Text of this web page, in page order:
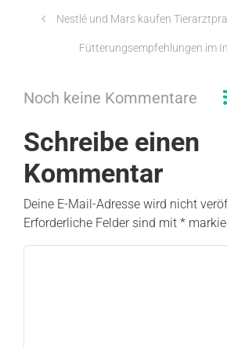
Nestlé und Mars kaufen
Fütterungsempfehlungen im
Noch keine Kommentare
Schreibe einen
Kommentar
Deine E-Mail-Adresse wird nicht
Erforderliche Felder sind mit *